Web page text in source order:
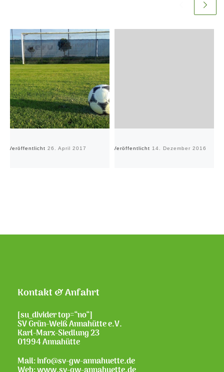
Veröffentlicht 26. April 2017 Veröffentlicht 14. Dezember 2016
Kontakt & Anfahrt
[su_divider top=“no“]
SV Grün-Weiß Annahütte e.V.
Karl-Marx-Siedlung 23
01994 Annahütte
Mail: info@sv-gw-annahuette.de